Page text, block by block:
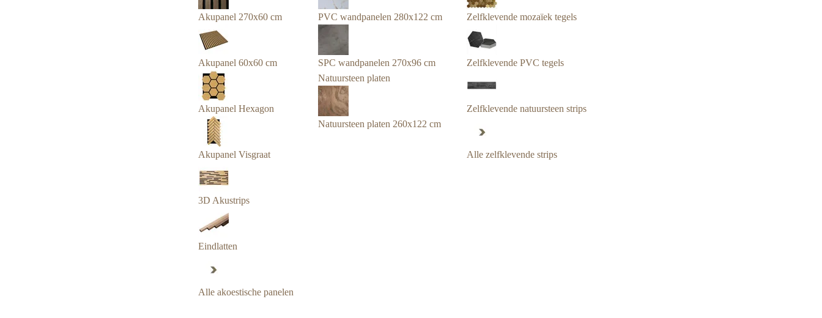
Akupanel 270x60 cm
Akupanel 60x60 cm
Akupanel Hexagon
Akupanel Visgraat
3D Akustrips
Eindlatten
Alle akoestische panelen
PVC wandpanelen 280x122 cm
SPC wandpanelen 270x96 cm
Natuursteen platen
Natuursteen platen 260x122 cm
Zelfklevende mozaïek tegels
Zelfklevende PVC tegels
Zelfklevende natuursteen strips
Alle zelfklevende strips